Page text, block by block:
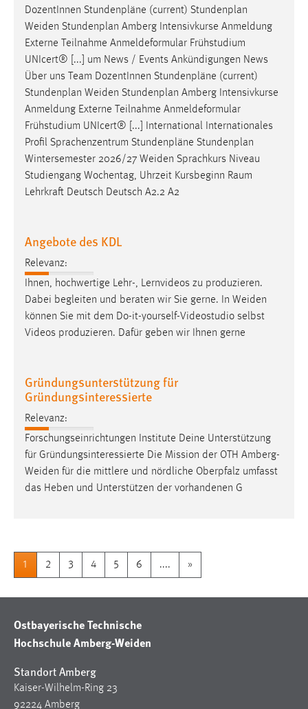
DozentInnen Stundenpläne (current) Stundenplan
Weiden Stundenplan Amberg Intensivkurse Anmeldung
Externe Teilnahme Anmeldeformular Frühstudium
UNIcert® [...] um News / Events Ankündigungen News
Über uns Team DozentInnen Stundenpläne (current)
Stundenplan Weiden Stundenplan Amberg Intensivkurse
Anmeldung Externe Teilnahme Anmeldeformular
Frühstudium UNIcert® [...] International Internationales
Profil Sprachenzentrum Stundenpläne Stundenplan
Wintersemester 2026/27 Weiden Sprachkurs Niveau
Studiengang Wochentag, Uhrzeit Kursbeginn Raum
Lehrkraft Deutsch Deutsch A2.2 A2
Angebote des KDL
Relevanz:
Ihnen, hochwertige Lehr-, Lernvideos zu produzieren.
Dabei begleiten und beraten wir Sie gerne. In Weiden
können Sie mit dem Do-it-yourself-Videostudio selbst
Videos produzieren. Dafür geben wir Ihnen gerne
Gründungsunterstützung für
Gründungsinteressierte
Relevanz:
Forschungseinrichtungen Institute Deine Unterstützung
für Gründungsinteressierte Die Mission der OTH Amberg-
Weiden für die mittlere und nördliche Oberpfalz umfasst
das Heben und Unterstützen der vorhandenen G
1 2 3 4 5 6 .... »
Ostbayerische Technische
Hochschule Amberg-Weiden
Standort Amberg
Kaiser-Wilhelm-Ring 23
92224 Amberg